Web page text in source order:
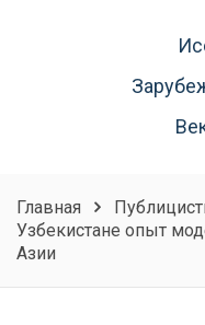
Главная
Узбекистане опыт
Азии